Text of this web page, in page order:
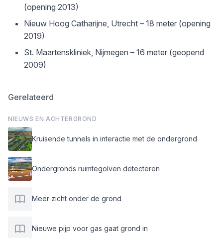
(opening 2013)
Nieuw Hoog Catharijne, Utrecht – 18 meter (opening
2019)
St. Maartenskliniek, Nijmegen – 16 meter (geopend
2009)
Gerelateerd
NIEUWS EN ACHTERGROND
Kruisende tunnels in interactie met de ondergrond
Ondergronds ruimtegolven detecteren
Meer zicht onder de grond
Nieuwe pijp voor gas gaat grond in